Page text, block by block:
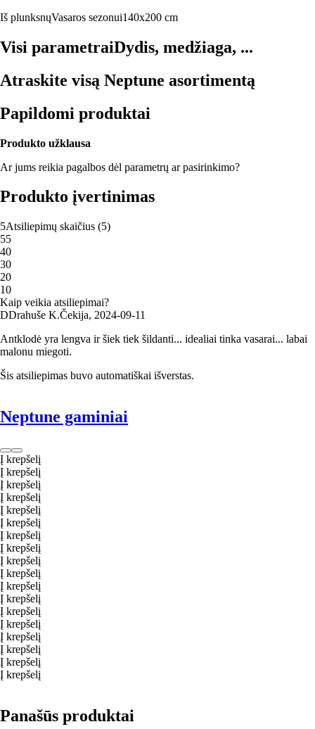
Iš plunksnųVasaros sezonui140x200 cm
Visi parametraiDydis, medžiaga, ...
Atraskite visą Neptune asortimentą
Papildomi produktai
Produkto užklausa
Ar jums reikia pagalbos dėl parametrų ar pasirinkimo?
Produkto įvertinimas
5Atsiliepimų skaičius (5)
55
40
30
20
10
Kaip veikia atsiliepimai?
DDrahuše K.Čekija, 2024‑09‑11
Antklodė yra lengva ir šiek tiek šildanti... idealiai tinka vasarai... labai
malonu miegoti.
Šis atsiliepimas buvo automatiškai išverstas.
Neptune gaminiai
Į krepšelį
Į krepšelį
Į krepšelį
Į krepšelį
Į krepšelį
Į krepšelį
Į krepšelį
Į krepšelį
Į krepšelį
Į krepšelį
Į krepšelį
Į krepšelį
Į krepšelį
Į krepšelį
Į krepšelį
Į krepšelį
Į krepšelį
Į krepšelį
Panašūs produktai